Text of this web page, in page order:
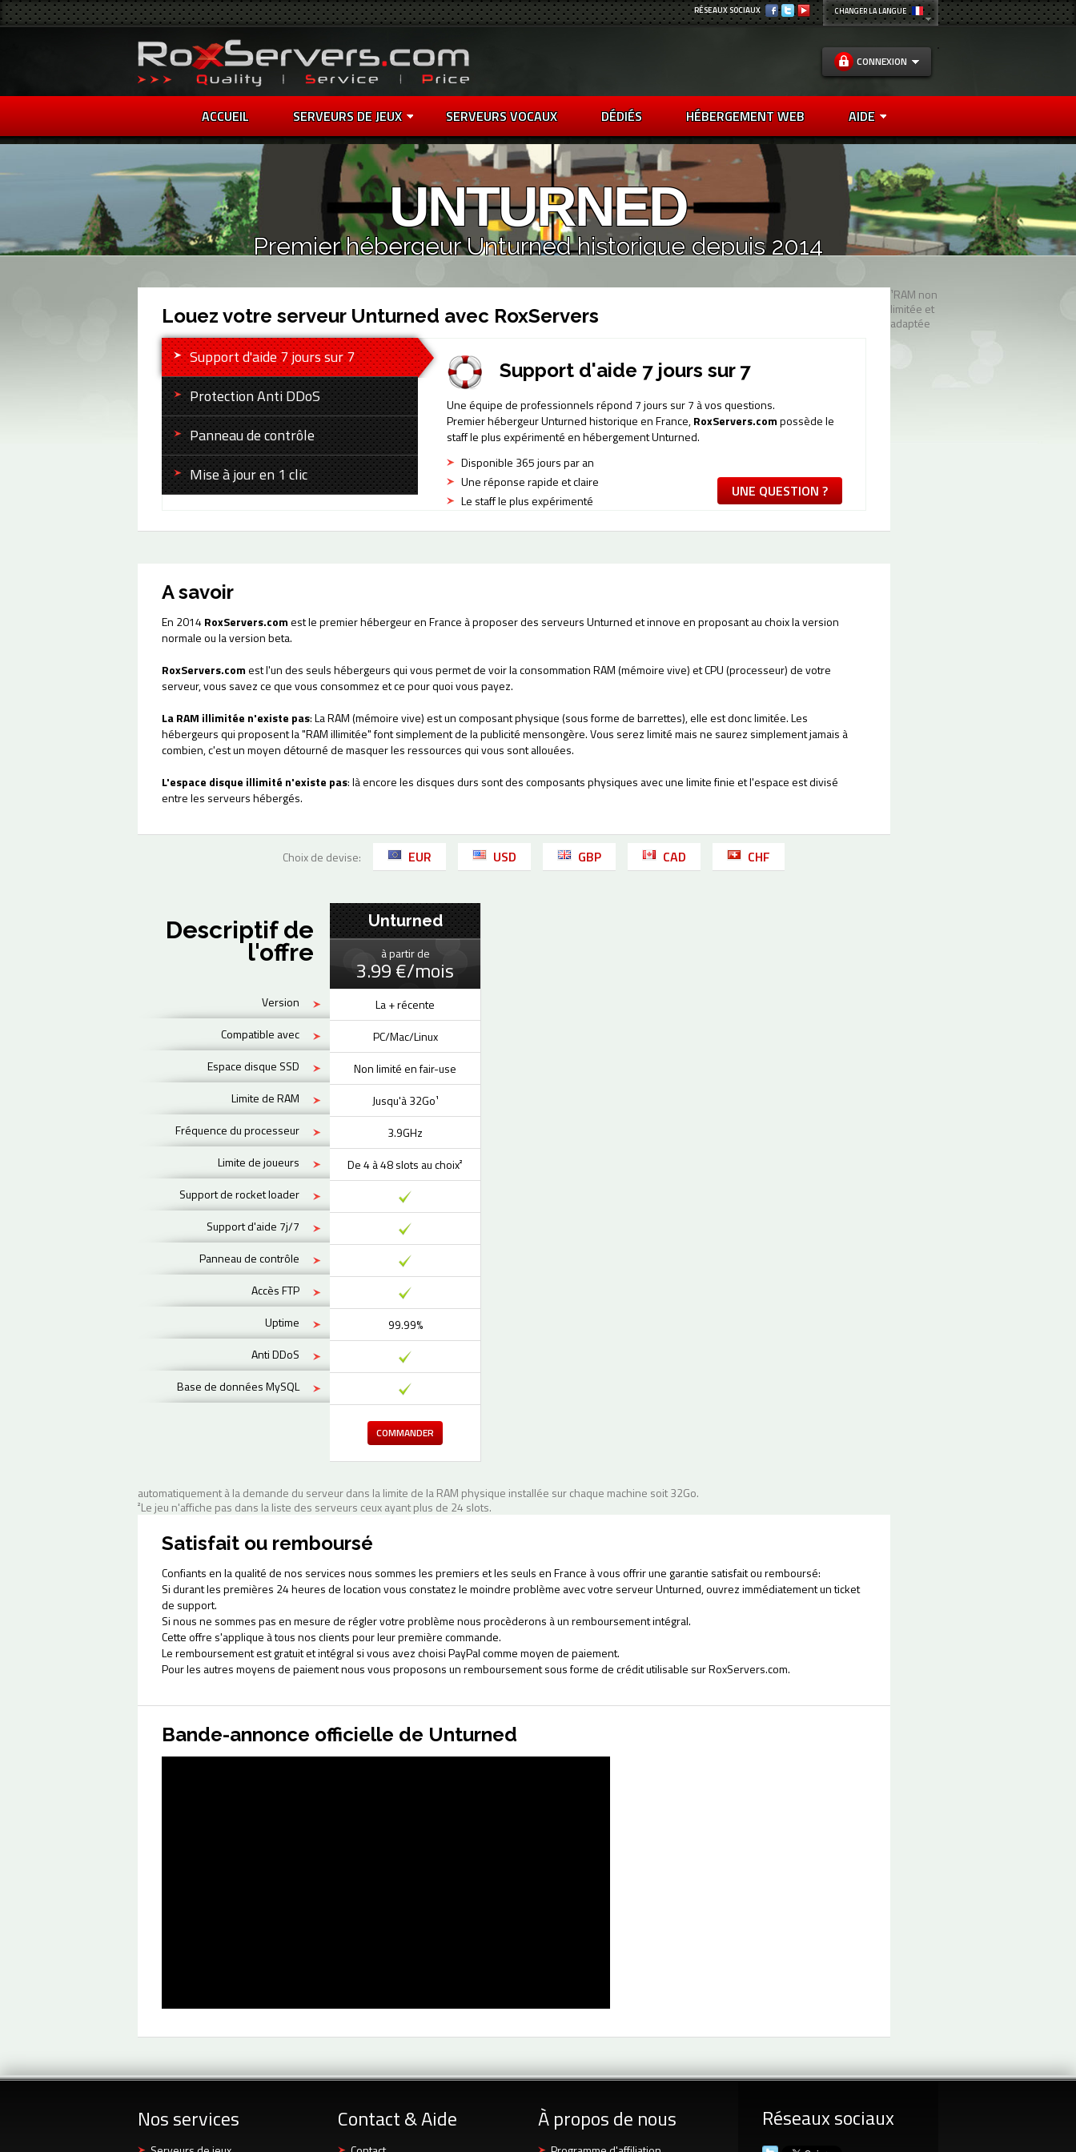
CHANGER LA LANGUE
RÉSEAUX SOCIAUX
CONNEXION
ACCUEIL SERVEURS DE JEUX SERVEURS VOCAUX DÉDIÉS HÉBERGEMENT WEB AIDE
UNTURNED
Premier hébergeur Unturned historique depuis 2014
Louez votre serveur Unturned avec RoxServers
Support d'aide 7 jours sur 7
Protection Anti DDoS
Panneau de contrôle
Mise à jour en 1 clic
Support d'aide 7 jours sur 7
Une équipe de professionnels répond 7 jours sur 7 à vos questions.
Premier hébergeur Unturned historique en France,RoxServers.compossède le
staff le plus expérimenté en hébergement Unturned.
Disponible 365 jours par an
Une réponse rapide et claire
Le staff le plus expérimenté
UNE QUESTION ?
A savoir
En 2014RoxServers.comest le premier hébergeur en France à proposer des serveurs Unturned et innove en proposant au choix la version
normale ou la version beta.
RoxServers.comest l'un des seuls hébergeurs qui vous permet de voir la consommation RAM (mémoire vive) et CPU (processeur) de votre
serveur, vous savez ce que vous consommez et ce pour quoi vous payez.
La RAM illimitée n'existe pas: La RAM (mémoire vive) est un composant physique (sous forme de barrettes), elle est donc limitée. Les
hébergeurs qui proposent la "RAM illimitée" font simplement de la publicité mensongère. Vous serez limité mais ne saurez simplement jamais à
combien, c'est un moyen détourné de masquer les ressources qui vous sont allouées.
L'espace disque illimité n'existe pas: là encore les disques durs sont des composants physiques avec une limite finie et l'espace est divisé
entre les serveurs hébergés.
Choix de devise: EUR USD GBP CAD CHF
Descriptif de
l'offre
Version
Compatible avec
Espace disque SSD
Limite de RAM
Fréquence du processeur
Limite de joueurs
Support de rocket loader
Support d'aide 7j/7
Panneau de contrôle
Accès FTP
Uptime
Anti DDoS
Base de données MySQL
Unturned
à partir de
3.99 €/mois
La + récente
PC/Mac/Linux
Non limité en fair-use
Jusqu'à 32Go¹
3.9GHz
De 4 à 48 slots au choix²
99.99%
COMMANDER
¹RAM non
limitée et
adaptée
automatiquement à la demande du serveur dans la limite de la RAM physique installée sur chaque machine soit 32Go.
²Le jeu n'affiche pas dans la liste des serveurs ceux ayant plus de 24 slots.
Satisfait ou remboursé
Confiants en la qualité de nos services nous sommes les premiers et les seuls en France à vous offrir une garantie satisfait ou remboursé:
Si durant les premières 24 heures de location vous constatez le moindre problème avec votre serveur Unturned, ouvrez immédiatement un ticket
de support.
Si nous ne sommes pas en mesure de régler votre problème nous procèderons à un remboursement intégral.
Cette offre s'applique à tous nos clients pour leur première commande.
Le remboursement est gratuit et intégral si vous avez choisi PayPal comme moyen de paiement.
Pour les autres moyens de paiement nous vous proposons un remboursement sous forme de crédit utilisable sur RoxServers.com.
Bande-annonce officielle de Unturned
Nos services Contact & Aide À propos de nous Réseaux sociaux